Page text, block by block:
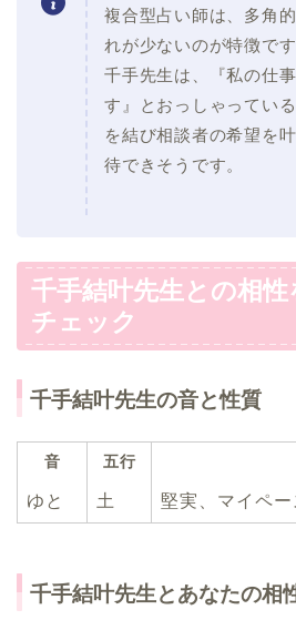
複合型占い師は、多角
れが少ないのが特徴です
千手先生は、『私の仕
す』とおっしゃってい
を結び相談者の希望を
待できそうです。
千手結叶先生との相
チェック
千手結叶先生の音と性質
音 五行
ゆと 土 堅実、マイペー
千手結叶先生とあなたの相